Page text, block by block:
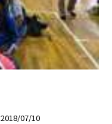
2018/07/10